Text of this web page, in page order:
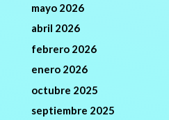
mayo 2026
abril 2026
febrero 2026
enero 2026
octubre 2025
septiembre 2025